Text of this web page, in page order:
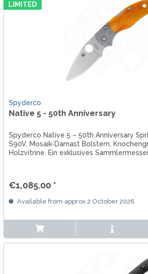
LIMITED
Spyderco
Native 5 - 50th Anniversary
Spyderco Native 5 – 50th Anniversary
S90V, Mosaik-Damast Bolstern,
Holzvitrine. Ein exklusives
€1,085.00 *
Available from approx 2 October 2026